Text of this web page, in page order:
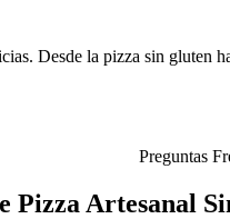
Desde la pizza sin gluten
Preguntas
Pizza Artesanal